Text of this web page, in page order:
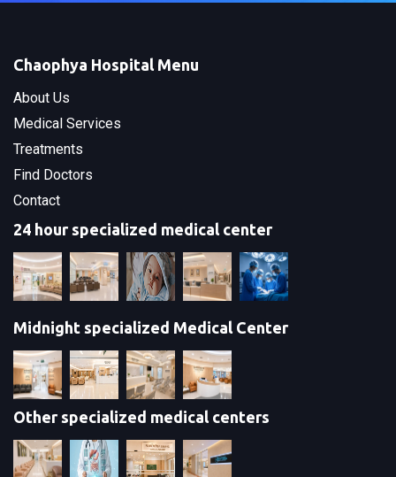
Chaophya Hospital Menu
About Us
Medical Services
Treatments
Find Doctors
Contact
24 hour specialized medical center
Midnight specialized Medical Center
Other specialized medical centers